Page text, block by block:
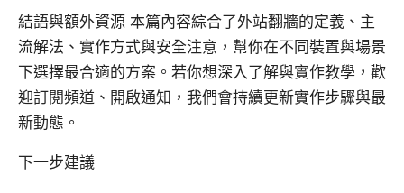
結語與額外資源 本篇內容綜合了外站翻牆的定義、主
流解法、實作方式與安全注意，幫你在不同裝置與場景
下選擇最合適的方案。若你想深入了解與實作教學，歡
迎訂閱頻道、開啟通知，我們會持續更新實作步驟與最
新動態。
下一步建議